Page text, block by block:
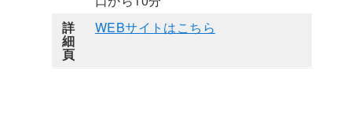
詳
細
頁
WEBサイトはこちら